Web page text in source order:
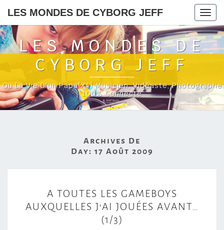
LES MONDES DE CYBORG JEFF
LES MONDES DE
CYBORG JEFF
Ou La Vie D'un Papa(x4) Musicien, Vidéaste, Photographe
100% Connecté
Archives De
Day: 17 Août 2009
T
O
U
A TOUTES LES GAMEBOYS
AUXQUELLES J’AI JOUÉES AVANT…
(1/3)